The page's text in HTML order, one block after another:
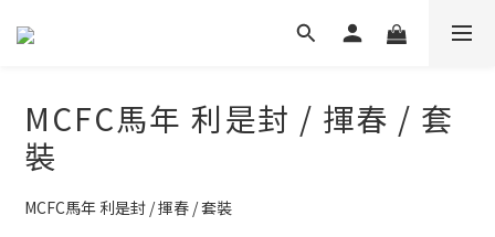
MCFC馬年 利是封 / 揮春 / 套
裝
MCFC馬年 利是封 / 揮春 / 套裝